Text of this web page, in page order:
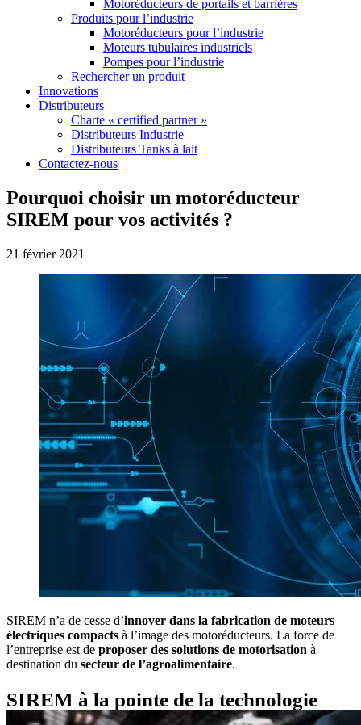
Motoréducteurs de portails et barrières
Produits pour l’industrie
Motoréducteurs pour l’industrie
Moteurs tubulaires industriels
Pompes pour l’industrie
Rechercher un produit
Innovations
Distributeurs
Charte « certified partner »
Distributeurs Industrie
Distributeurs Tanks à lait
Contactez-nous
Pourquoi choisir un motoréducteur
SIREM pour vos activités ?
21 février 2021
SIREM n’a de cesse d’innover dans la fabrication de moteurs
électriques compacts à l’image des motoréducteurs. La force de
l’entreprise est de proposer des solutions de motorisation à
destination du secteur de l’agroalimentaire.
SIREM à la pointe de la technologie